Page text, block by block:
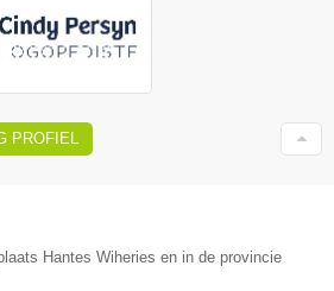
PROFIEL
Hantes Wiheries en in de provincie